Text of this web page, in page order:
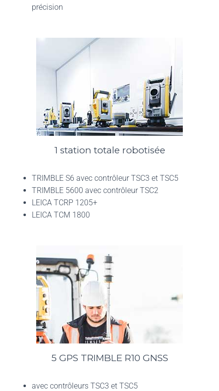
précision
1 station totale robotisée
TRIMBLE S6 avec contrôleur TSC3 et TSC5
TRIMBLE 5600 avec contrôleur TSC2
LEICA TCRP 1205+
LEICA TCM 1800
5 GPS TRIMBLE R10 GNSS
avec contrôleurs TSC3 et TSC5